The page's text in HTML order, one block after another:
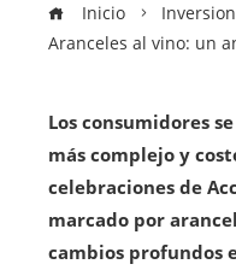
Inicio
Aranceles al vino: un
Los consumidores
más complejo y
celebraciones de
marcado por
cambios profundos